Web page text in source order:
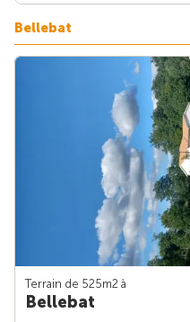
Bellebat
Terrain de 525m2 à
Bellebat